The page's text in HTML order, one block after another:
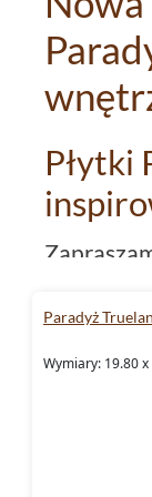
Płytki
sposób
Płytki
Paradyż
Wymiary: 19.80